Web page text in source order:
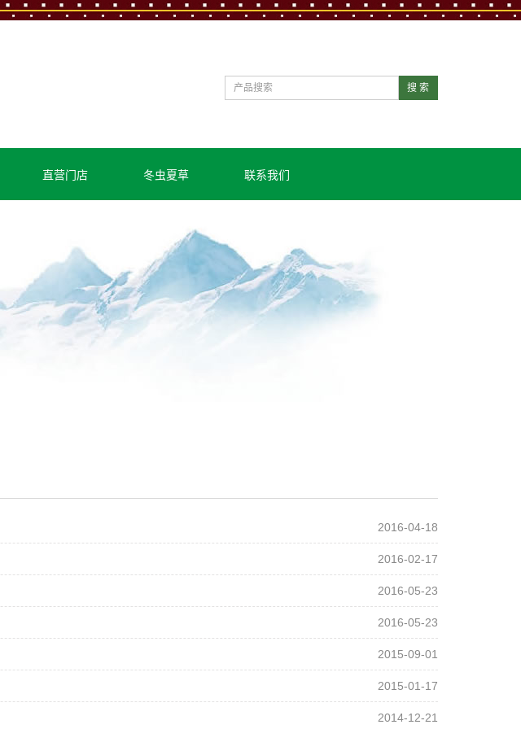
搜 索
直营门店 冬虫夏草 联系我们
2016-04-18
2016-02-17
2016-05-23
2016-05-23
2015-09-01
2015-01-17
2014-12-21